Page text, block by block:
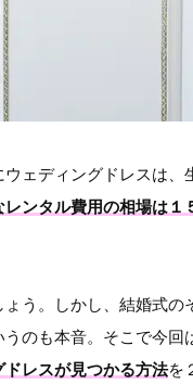
ェディングドレスは、
レンタル費用の相場は１
う。しかし、結婚式の
のも本音。そこで今回
レスが見つかる方法を